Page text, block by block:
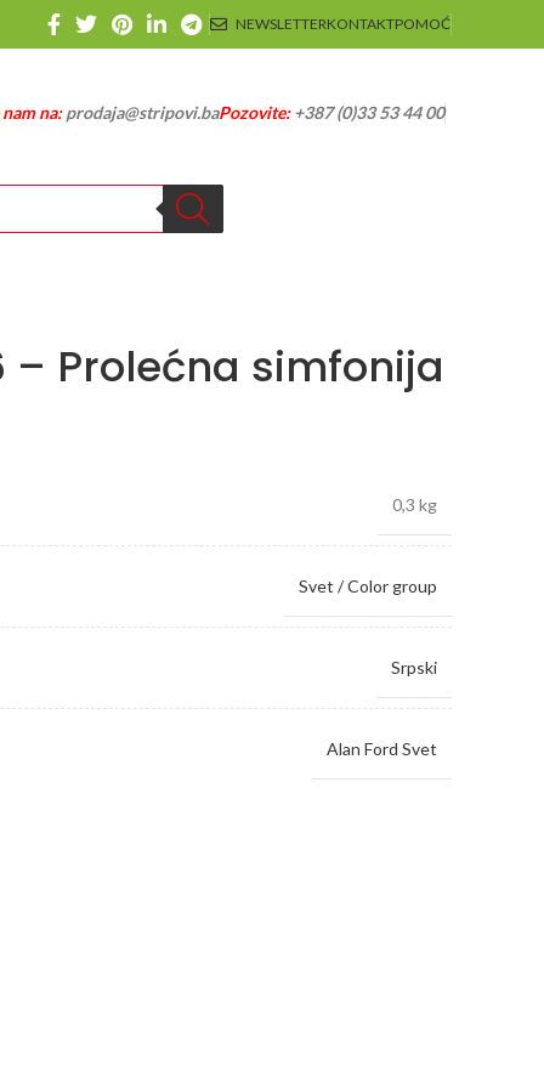
NEWSLETTERKONTAKTPOMOĆ
na:prodaja@stripovi.baPozovite:+387 (0)33 53 44 00
– Prolećna simfonija
0,3 kg
Svet / Color group
Srpski
Alan Ford Svet